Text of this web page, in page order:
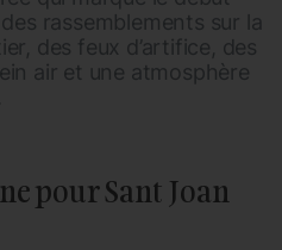
rassemblements sur la
des feux d’artifice, des
air et une atmosphère
pour Sant Joan